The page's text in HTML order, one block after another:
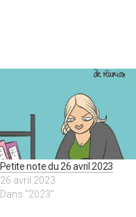
Petite note du 26 avril 2023
26 avril 2023
Dans "2023"